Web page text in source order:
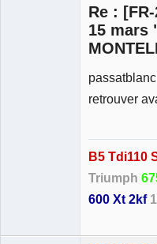
Re :
15 mars
retrouver
B5 Tdi110
Triumph
600 Xt 2kf